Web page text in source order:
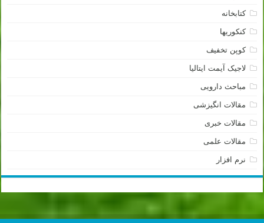
کتابخانه
کنکوریها
کوپن تخفیف
لاجیک آیمت ایتالیا
مباحث دارویی
مقالات انگیزشی
مقالات خبری
مقالات علمی
نرم افزار